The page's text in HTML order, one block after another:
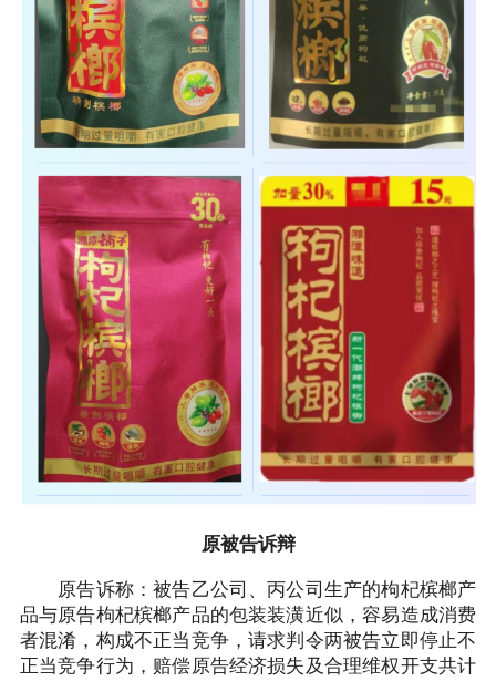
原被告诉辩
原告诉称：被告乙公司、丙公司生产的枸杞槟榔产
品与原告枸杞槟榔产品的包装装潢近似，容易造成消费
者混淆，构成不正当竞争，请求判令两被告立即停止不
正当竞争行为，赔偿原告经济损失及合理维权开支共计